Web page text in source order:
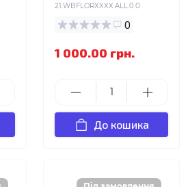
21.WBFLORXXXX.ALL.0.0
0
1 000.00 грн.
До кошика